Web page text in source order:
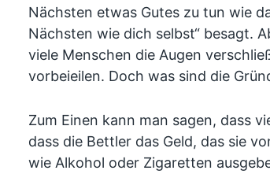
Nächsten etwas Gutes zu tun wie
Nächsten wie dich selbst“ besagt.
viele Menschen die Augen
vorbeieilen. Doch was sind die
Zum Einen kann man sagen, dass
dass die Bettler das Geld, das sie
wie Alkohol oder Zigaretten